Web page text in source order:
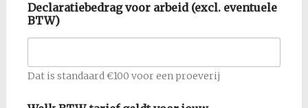
Declaratiebedrag voor arbeid (excl. eventuele
BTW)
Dat is standaard €100 voor een proeverij